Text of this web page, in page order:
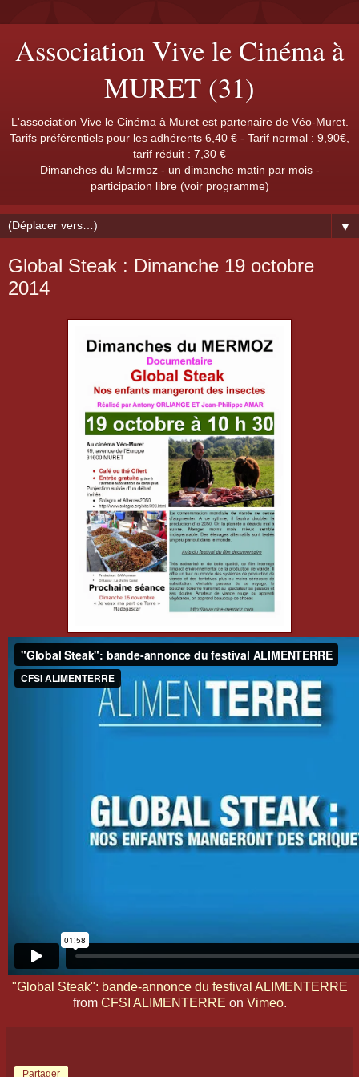
Association Vive le Cinéma à
MURET (31)
L'association Vive le Cinéma à Muret est partenaire de Véo-Muret.
Tarifs préférentiels pour les adhérents 6,40 € - Tarif normal : 9,90€,
tarif réduit : 7,30 €
Dimanches du Mermoz - un dimanche matin par mois -
participation libre (voir programme)
▼
Global Steak : Dimanche 19 octobre
2014
"Global Steak": bande-annonce du festival ALIMENTERRE
from CFSI ALIMENTERRE on Vimeo.
Partager